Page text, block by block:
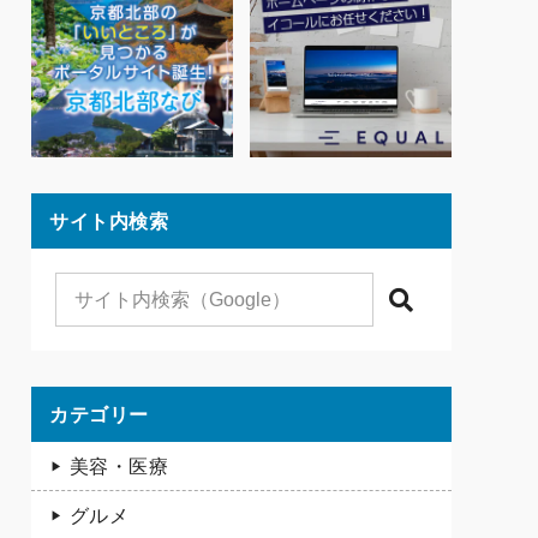
サイト内検索
検索
カテゴリー
美容・医療
グルメ